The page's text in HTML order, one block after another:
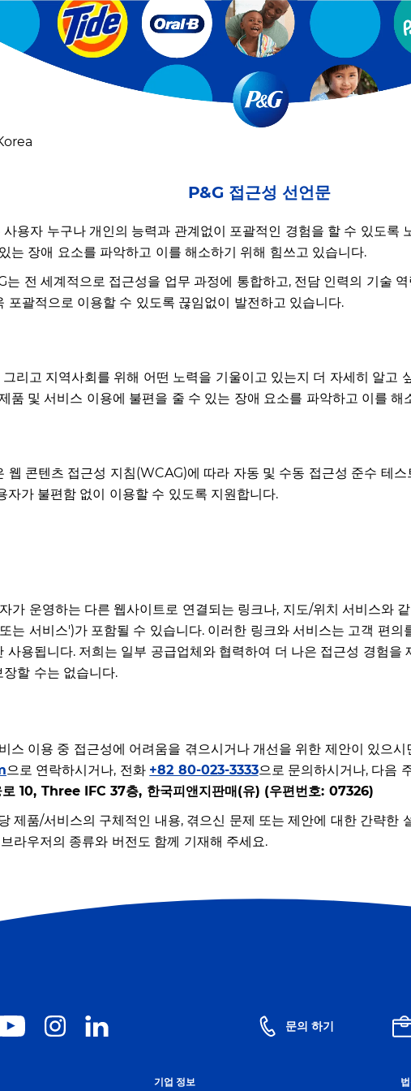
P&G 접근성 선언문
용자 누구나 개인의 능력과 관계없이 포괄적인 경험을 할 수 있도록
는 장애 요소를 파악하고 이를 해소하기 위해 힘쓰고 있습니다.
는 전 세계적으로 접근성을 업무 과정에 통합하고, 전담 인력의 기술
포괄적으로 이용할 수 있도록 끊임없이 발전하고 있습니다.
그리고 지역사회를 위해 어떤 노력을 기울이고 있는지 더 자세히 알고
품 및 서비스 이용에 불편을 줄 수 있는 장애 요소를 파악하고 이를 해
웹 콘텐츠 접근성 지침(WCAG)에 따라 자동 및 수동 접근성 준수 테
자가 불편함 없이 이용할 수 있도록 지원합니다.
가 운영하는 다른 웹사이트로 연결되는 링크나, 지도/위치 서비스와
는 서비스')가 포함될 수 있습니다. 이러한 링크와 서비스는 고객 편의
사용됩니다. 저희는 일부 공급업체와 협력하여 더 나은 접근성 경험을
할 수는 없습니다.
스 이용 중 접근성에 어려움을 겪으시거나 개선을 위한 제안이 있으
으로 연락하시거나, 전화 +82 80-023-3333으로 문의하시거나, 다음
로 10, Three IFC 37층, 한국피앤지판매(유) (우편번호: 07326)
제품/서비스의 구체적인 내용, 겪으신 문제 또는 제안에 대한 간략한
라우저의 종류와 버전도 함께 기재해 주세요.
문의 하기
기업 정보